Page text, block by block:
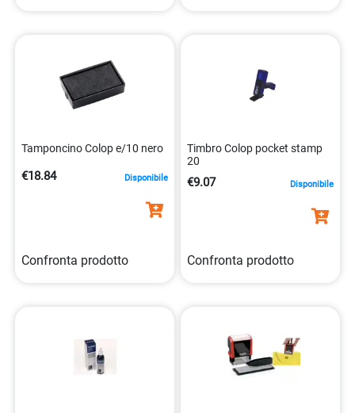
Tamponcino Colop e/10 nero
€18.84 Disponibile
Confronta prodotto
Timbro Colop pocket stamp
20
€9.07 Disponibile
Confronta prodotto